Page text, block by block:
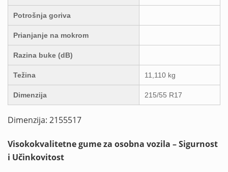
Potrošnja goriva
Prianjanje na mokrom
Razina buke (dB)
Težina 11,110 kg
Dimenzija 215/55 R17
Dimenzija: 2155517
Visokokvalitetne gume za osobna vozila – Sigurnost
i Učinkovitost